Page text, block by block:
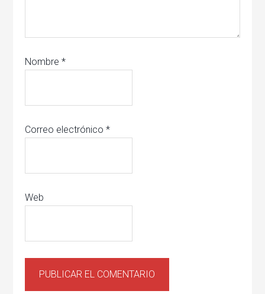
Nombre*
Correo electrónico*
Web